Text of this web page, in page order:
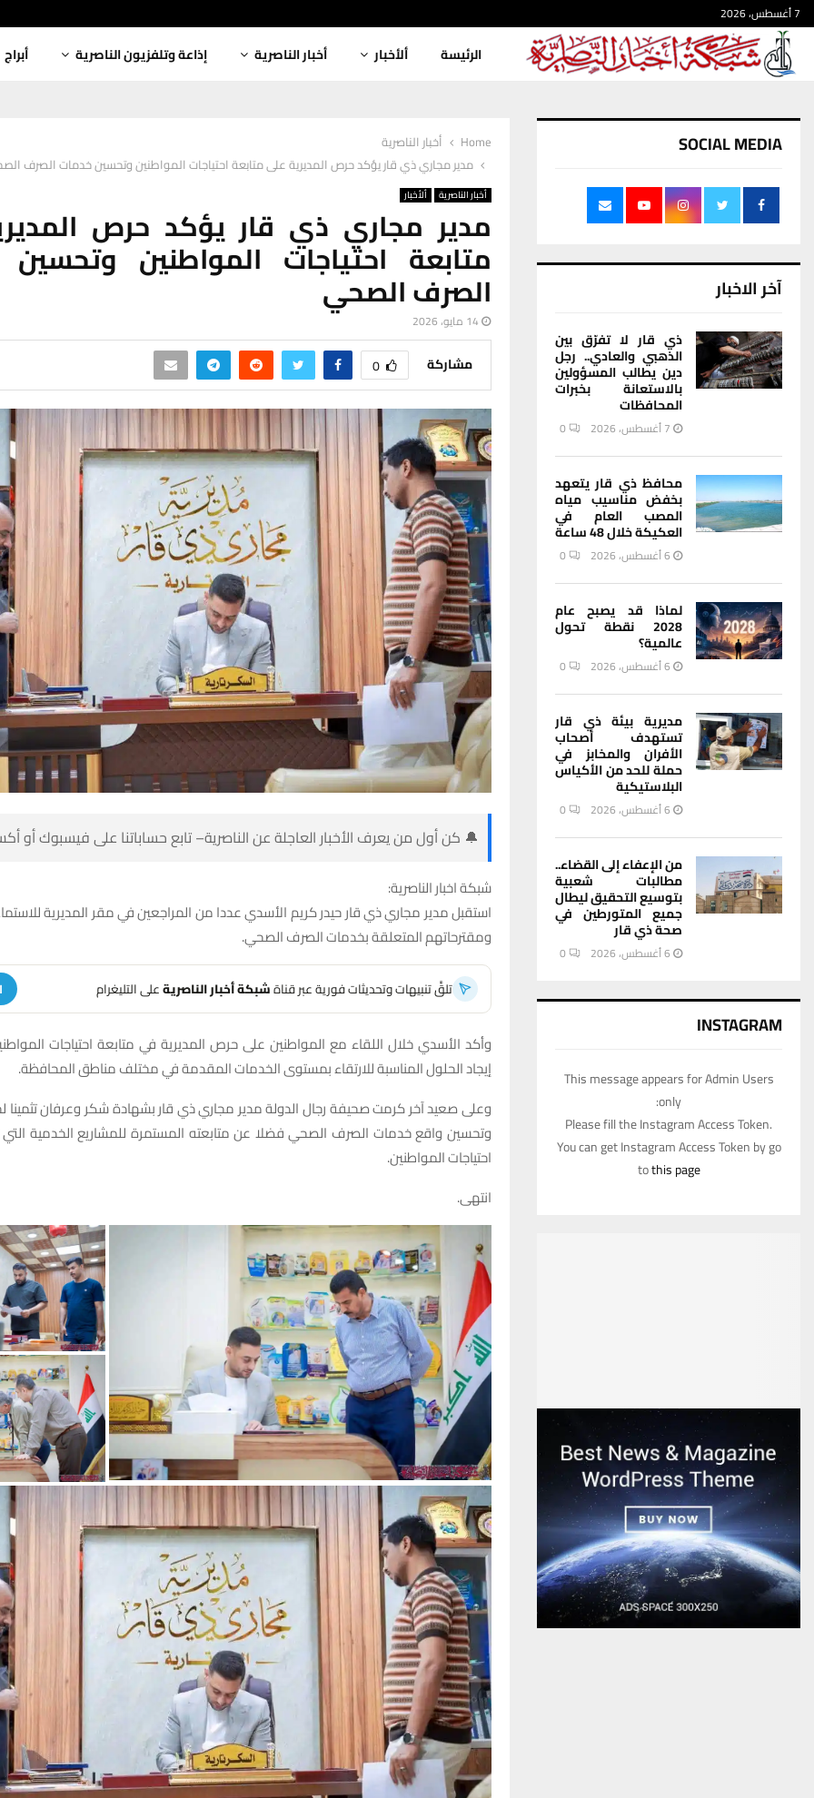
7 أغسطس، 2026
الرئيسة ألأخبار أخبار الناصرية إذاعة وتلفزيون الناصرية أبراج
Home
أخبار الناصرية
مدير مجاري ذي قار يؤكد حرص المديرية على متابعة احتياجات المواطنين وتحسين خدمات الصرف
أخبار الناصرية ألأخبار
مدير مجاري ذي قار يؤكد حرص
متابعة احتياجات المواطنين
الصرف الصحي
14 مايو، 2026
مشاركة 0
🔔 كن أول من يعرف الأخبار العاجلة عن الناصرية– تابع حساباتنا على فيسبوك أو
شبكة اخبار الناصرية:
استقبل مدير مجاري ذي قار حيدر كريم الأسدي عددا من المراجعين في مقر المديرية
ومقترحاتهم المتعلقة بخدمات الصرف الصحي.
تلقَّ تنبيهات وتحديثات فورية عبر قناةشبكة أخبار الناصريةعلى التليغرام
وأكد الأسدي خلال اللقاء مع المواطنين على حرص المديرية في متابعة احتياجات
إيجاد الحلول المناسبة للارتقاء بمستوى الخدمات المقدمة في مختلف مناطق المحافظة.
وعلى صعيد آخر كرمت صحيفة رجال الدولة مدير مجاري ذي قار بشهادة شكر وعرفان
وتحسين واقع خدمات الصرف الصحي فضلا عن متابعته المستمرة للمشاريع الخدمية
احتياجات المواطنين.
انتهى.
SOCIAL MEDIA
آخر الاخبار
ذي قار لا تفرّق بين
الذهبي والعادي.. رجل
دين يطالب المسؤولين
بالاستعانة بخبرات
المحافظات
7 أغسطس، 2026 0
محافظ ذي قار يتعهد
بخفض مناسيب مياه
المصب العام في
العكيكة خلال 48 ساعة
6 أغسطس، 2026 0
لماذا قد يصبح عام
2028 نقطة تحول
عالمية؟
6 أغسطس، 2026 0
مديرية بيئة ذي قار
تستهدف أصحاب
الأفران والمخابز في
حملة للحد من الأكياس
البلاستيكية
6 أغسطس، 2026 0
من الإعفاء إلى القضاء..
مطالبات شعبية
بتوسيع التحقيق ليطال
جميع المتورطين في
صحة ذي قار
6 أغسطس، 2026 0
INSTAGRAM
This message appears for Admin Users
only:
Please fill the Instagram Access Token.
You can get Instagram Access Token by go
tothis page